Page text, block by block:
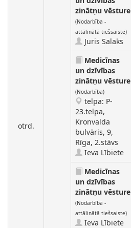
otrd.
zinātņu vēsture
(Nodarbība -
attālinātā tiešsaiste)
Juris Salaks
Medicīnas
un dzīvības
zinātņu vēsture
(Nodarbība)
telpa: P-
23.telpa,
Kronvalda
bulvāris, 9,
Rīga, 2.stāvs
Ieva Lībiete
Medicīnas
un dzīvības
zinātņu vēsture
(Nodarbība -
attālinātā tiešsaiste)
Ieva Lībiete